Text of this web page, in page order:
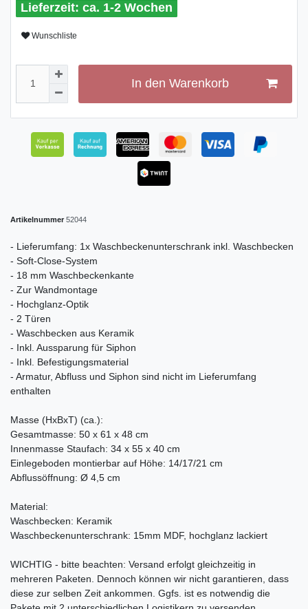
ca. 1-2 Wochen
Wunschliste
In den Warenkorb
Artikelnummer 52044
- Lieferumfang: 1x Waschbeckenunterschrank inkl. Waschbecken
- Soft-Close-System
- 18 mm Waschbeckenkante
- Zur Wandmontage
- Hochglanz-Optik
- 2 Türen
- Waschbecken aus Keramik
- Inkl. Aussparung für Siphon
- Inkl. Befestigungsmaterial
- Armatur, Abfluss und Siphon sind nicht im Lieferumfang
enthalten
Masse (HxBxT) (ca.):
Gesamtmasse: 50 x 61 x 48 cm
Innenmasse Staufach: 34 x 55 x 40 cm
Einlegeboden montierbar auf Höhe: 14/17/21 cm
Abflussöffnung: Ø 4,5 cm
Material:
Waschbecken: Keramik
Waschbeckenunterschrank: 15mm MDF, hochglanz lackiert
WICHTIG - bitte beachten: Versand erfolgt gleichzeitig in
mehreren Paketen. Dennoch können wir nicht garantieren, dass
diese zur selben Zeit ankommen. Ggfs. ist es notwendig die